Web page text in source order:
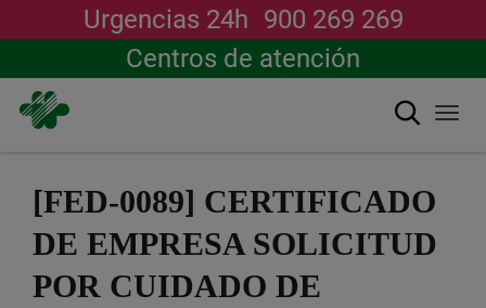
contenido
principal
Urgencias 24h 900 269 269
Centros de atención
Buscar
[FED-0089] CERTIFICADO
DE EMPRESA SOLICITUD
POR CUIDADO DE